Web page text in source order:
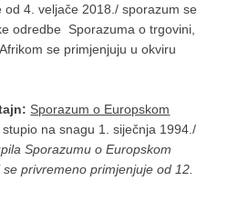
4. veljače 2018./ sporazum se
odredbe Sporazuma o trgovini,
se primjenjuju u okviru
Sporazum o Europskom
, stupio na snagu 1. siječnja 1994./
Sporazumu o Europskom
privremeno primjenjuje od 12.